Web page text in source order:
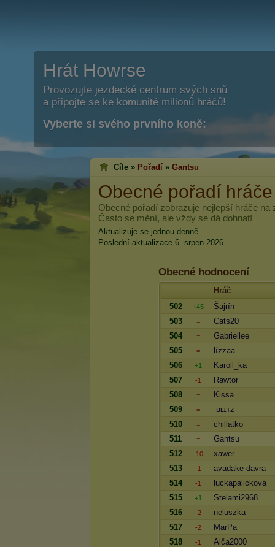
Hrát Howrse
Provozujte jezdecké centrum svých snů
a připojte se ke komunitě milionů hráčů!
Vyberte si svého prvního koně:
Cíle » Pořadí » Gantsu
Obecné pořadí
Obecné pořadí zobrazuje nejlepší hráče
Často se mění, ale vždy se dá dohnat!
Aktualizuje se jednou denně.
Poslední aktualizace 6. srpen 2026.
Obecné hodnocení
Hráč
502
+45
Šajrín
503
=
Cats20
504
=
Gabriellee
505
=
lízzaa
506
+1
Karoll_ka
507
-1
Rawtor
508
=
Kissa
509
=
-ʙʟɪᴛᴢ-
510
=
chillatko
511
=
Gantsu
512
-10
xawer
513
-1
avadake davra
514
-1
luckapalickova
515
+1
Stelami2968
516
-2
neluszka
517
-2
MarPa
518
-1
Alča2000